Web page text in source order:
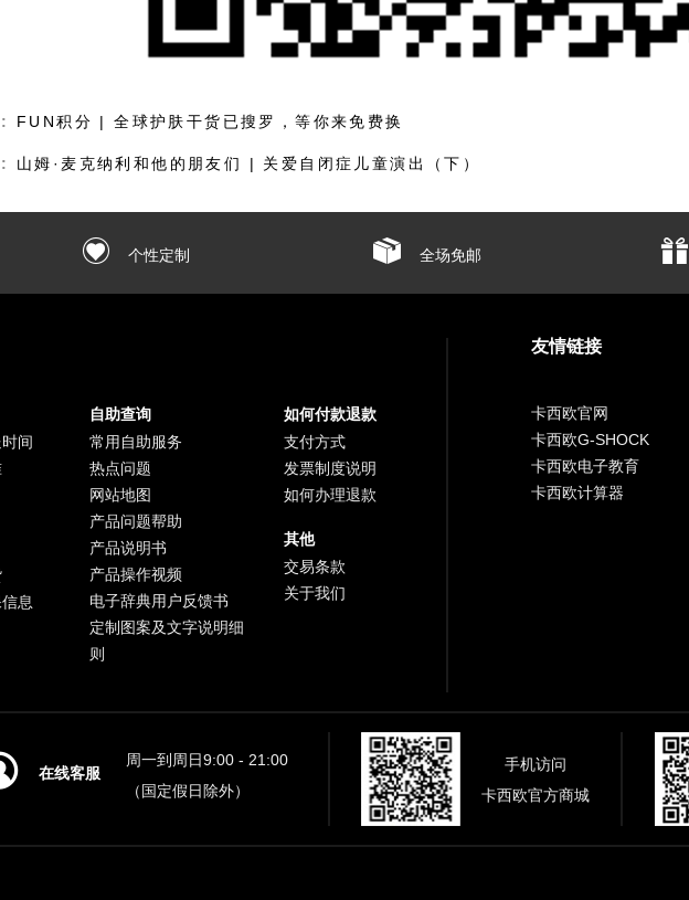
FUN积分 | 全球护肤干货已搜罗，等你来免费换
山姆·麦克纳利和他的朋友们 | 关爱自闭症儿童演出（下）
个性定制 全场免邮
间
息
自助查询
常用自助服务
热点问题
网站地图
产品问题帮助
产品说明书
产品操作视频
电子辞典用户反馈书
定制图案及文字说明细
则
如何付款退款
支付方式
发票制度说明
如何办理退款
其他
交易条款
关于我们
友情链接
卡西欧官网
卡西欧G-SHOCK
卡西欧电子教育
卡西欧计算器
在线客服
周一到周日9:00 - 21:00
（国定假日除外）
手机访问
卡西欧官方商城